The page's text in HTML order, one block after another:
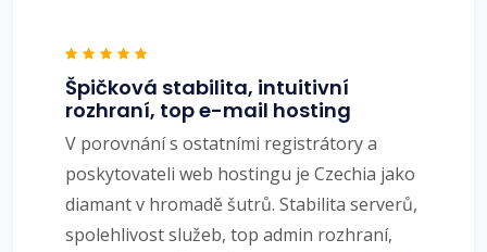
Špičková stabilita, intuitivní
rozhraní, top e-mail hosting
V porovnání s ostatními registrátory a
poskytovateli web hostingu je Czechia jako
diamant v hromadě šutrů. Stabilita serverů,
spolehlivost služeb, top admin rozhraní,